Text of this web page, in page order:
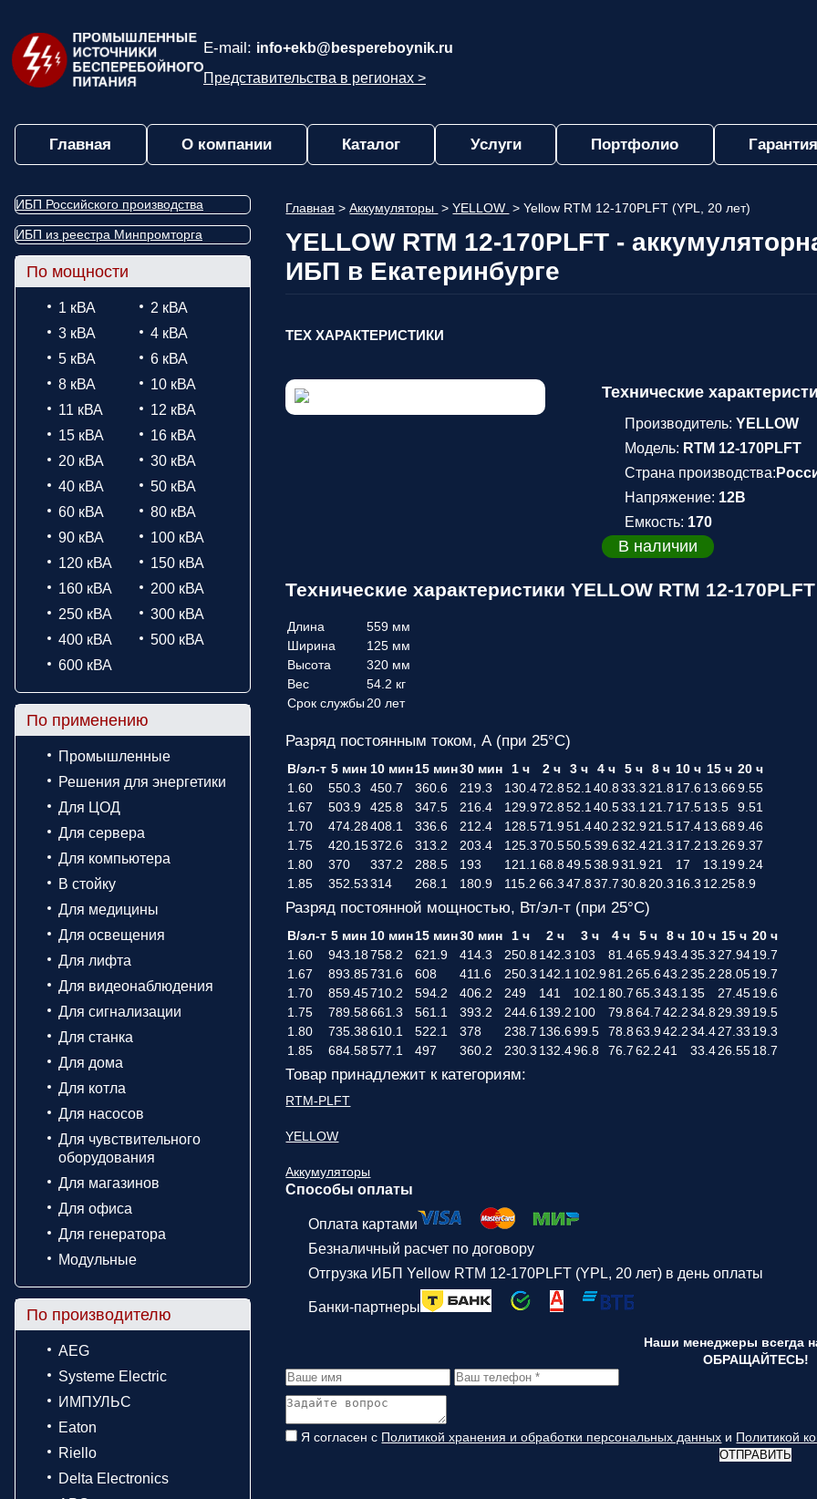
E-mail: info+ekb@bespereboynik.ru
Представительства в регионах >
Главная О компании Каталог Услуги Портфолио
ИБП Российского производства
ИБП из реестра Минпромторга
По мощности
1 кВА
2 кВА
3 кВА
4 кВА
5 кВА
6 кВА
8 кВА
10 кВА
11 кВА
12 кВА
15 кВА
16 кВА
20 кВА
30 кВА
40 кВА
50 кВА
60 кВА
80 кВА
90 кВА
100 кВА
120 кВА
150 кВА
160 кВА
200 кВА
250 кВА
300 кВА
400 кВА
500 кВА
600 кВА
По применению
Промышленные
Решения для энергетики
Для ЦОД
Для сервера
Для компьютера
В стойку
Для медицины
Для освещения
Для лифта
Для видеонаблюдения
Для сигнализации
Для станка
Для дома
Для котла
Для насосов
Для чувствительного
оборудования
Для магазинов
Для офиса
Для генератора
Модульные
По производителю
AEG
Systeme Electric
ИМПУЛЬС
Eaton
Riello
Delta Electronics
Главная > Аккумуляторы > YELLOW > Yellow RTM 12-170PLFT (YPL, 20 лет)
YELLOW RTM 12-170PLFT -
ИБП в Екатеринбурге
ТЕХ ХАРАКТЕРИСТИКИ
Технические
Производитель:YELLOW
Модель: RTM 12-170PLFT
Страна производства:
Напряжение: 12В
Емкость: 170
В наличии
Технические характеристики YELLOW RTM 12-170PLFT
Длина
559 мм
Ширина
125 мм
Высота
320 мм
Вес
54.2 кг
Срок службы 20 лет
Разряд постоянным током, А (при 25°С)
В/эл-т 5 мин 10 мин15 мин30 мин 1 ч 2 ч 3 ч 4 ч 5 ч 8 ч 10 ч 15 ч 20 ч
1.60
550.3 450.7 360.6 219.3 130.472.8 52.1 40.8 33.3 21.8 17.613.669.55
1.67
503.9 425.8 347.5 216.4 129.972.8 52.1 40.533.1 21.7 17.513.5
9.51
1.70
474.28 408.1 336.6 212.4 128.571.951.440.2 32.921.517.413.68 9.46
1.75
420.15372.6 313.2 203.4 125.3 70.550.539.632.421.3 17.2 13.269.37
1.80
370 337.2 288.5 193 121.1 68.8 49.538.931.921 17 13.199.24
1.85
352.53 314 268.1 180.9 115.2 66.3 47.8 37.7 30.8 20.3 16.3 12.258.9
Разряд постоянной мощностью, Вт/эл-т (при 25°С)
В/эл-т 5 мин 10 мин15 мин30 мин 1 ч 2 ч 3 ч 4 ч 5 ч 8 ч 10 ч 15 ч 20 ч
1.60
943.18 758.2 621.9 414.3 250.8 142.3 103 81.465.943.435.3 27.9419.7
1.67
893.85731.6 608 411.6 250.3 142.1 102.981.2 65.643.2 35.2 28.0519.7
1.70
859.45710.2 594.2 406.2 249 141 102.1 80.7 65.3 43.1 35 27.4519.6
1.75
789.58 661.3 561.1 393.2 244.6139.2 100 79.8 64.7 42.2 34.8 29.3919.5
1.80
735.38 610.1 522.1 378 238.7 136.699.5 78.8 63.942.2 34.427.33 19.3
1.85
684.58 577.1 497 360.2 230.3 132.496.8 76.7 62.2 41 33.426.5518.7
Товар принадлежит к категориям:
RTM-PLFT
YELLOW
Аккумуляторы
Способы оплаты
Оплата картами
Безналичный расчет по договору
Отгрузка ИБП Yellow RTM 12-170PLFT (YPL, 20 лет) в день оплаты
Банки-партнеры
Наши менеджеры всегда
ОБРАЩАЙТЕСЬ!
Я согласен с Политикой хранения и обработки персональных данных и Политикой
ОТПРАВИТЬ